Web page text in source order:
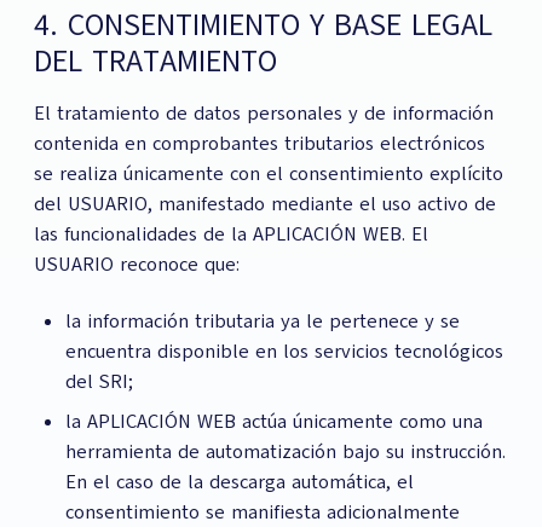
4. CONSENTIMIENTO Y BASE LEGAL
DEL TRATAMIENTO
El tratamiento de datos personales y de información
contenida en comprobantes tributarios electrónicos
se realiza únicamente con el consentimiento explícito
del USUARIO, manifestado mediante el uso activo de
las funcionalidades de la APLICACIÓN WEB. El
USUARIO reconoce que:
la información tributaria ya le pertenece y se
encuentra disponible en los servicios tecnológicos
del SRI;
la APLICACIÓN WEB actúa únicamente como una
herramienta de automatización bajo su instrucción.
En el caso de la descarga automática, el
consentimiento se manifiesta adicionalmente